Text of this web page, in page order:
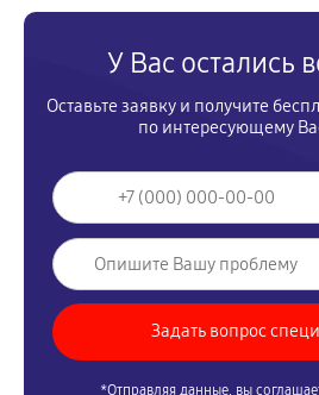
У Вас остались
Оставьте заявку и получите
по интересующему
*Отправляя данные, вы